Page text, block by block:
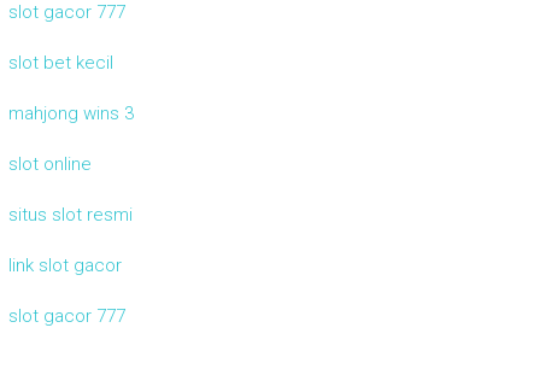
slot gacor 777
slot bet kecil
mahjong wins 3
slot online
situs slot resmi
link slot gacor
slot gacor 777